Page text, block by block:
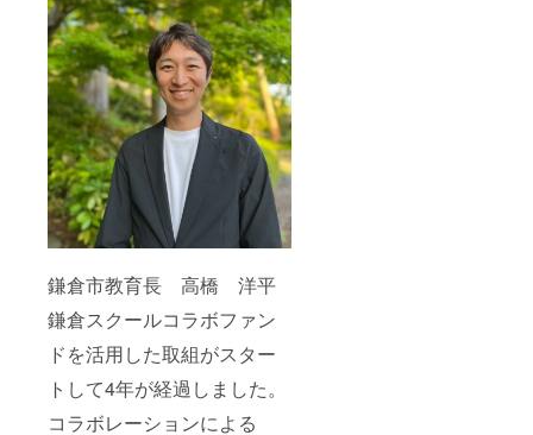
鎌倉市教育長 高橋 洋平
鎌倉スクールコラボファン
ドを活用した取組がスター
トして4年が経過しました。
コラボレーションによる